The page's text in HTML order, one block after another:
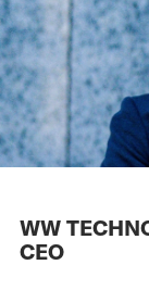
WW
CEO